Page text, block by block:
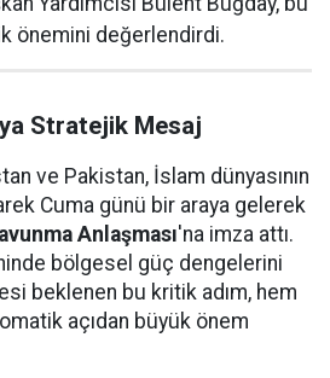
önemini değerlendirdi.
Stratejik Mesaj
ve Pakistan, İslam dünyasının
Cuma günü bir araya gelerek
Anlaşması'na imza attı.
bölgesel güç dengelerini
beklenen bu kritik adım, hem
açıdan büyük önem